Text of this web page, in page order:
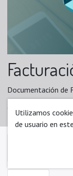
Documentación de
Utilizamos
de usuario en